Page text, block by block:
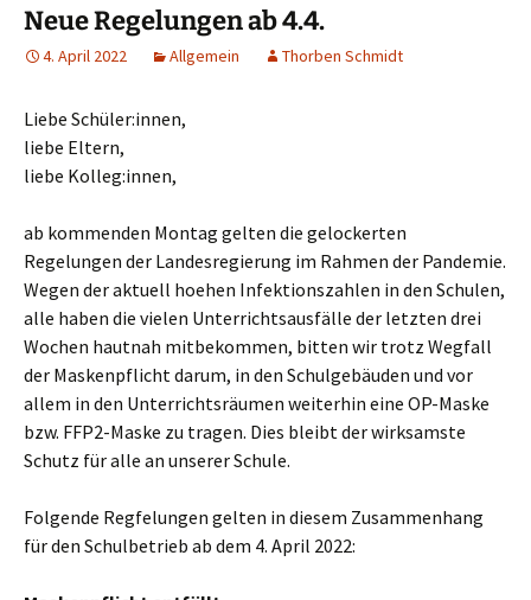
Neue Regelungen ab 4.4.
4. April 2022 Allgemein Thorben Schmidt
Liebe Schüler:innen,
liebe Eltern,
liebe Kolleg:innen,
ab kommenden Montag gelten die gelockerten
Regelungen der Landesregierung im Rahmen der Pandemie.
Wegen der aktuell hoehen Infektionszahlen in den Schulen,
alle haben die vielen Unterrichtsausfälle der letzten drei
Wochen hautnah mitbekommen, bitten wir trotz Wegfall
der Maskenpflicht darum, in den Schulgebäuden und vor
allem in den Unterrichtsräumen weiterhin eine OP-Maske
bzw. FFP2-Maske zu tragen. Dies bleibt der wirksamste
Schutz für alle an unserer Schule.
Folgende Regfelungen gelten in diesem Zusammenhang
für den Schulbetrieb ab dem 4. April 2022: